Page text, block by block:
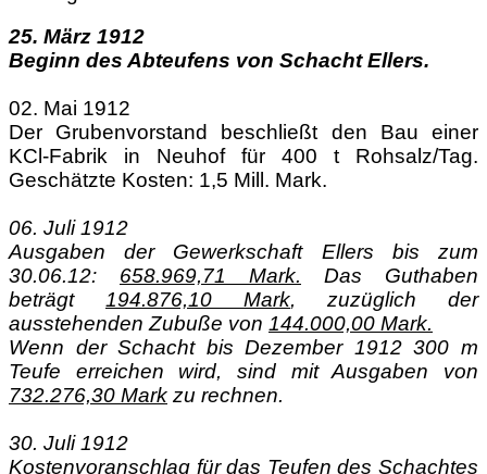
25. März 1912
Beginn des Abteufens von Schacht Ellers.
02. Mai 1912
Der Grubenvorstand beschließt den Bau einer
KCl-Fabrik in Neuhof für 400 t Rohsalz/Tag.
Geschätzte Kosten: 1,5 Mill. Mark.
06. Juli 1912
Ausgaben der Gewerkschaft Ellers bis zum
30.06.12: 658.969,71 Mark. Das Guthaben
beträgt 194.876,10 Mark, zuzüglich der
ausstehenden Zubuße von 144.000,00 Mark.
Wenn der Schacht bis Dezember 1912 300 m
Teufe erreichen wird, sind mit Ausgaben von
732.276,30 Mark zu rechnen.
30. Juli 1912
Kostenvoranschlag für das Teufen des Schachtes